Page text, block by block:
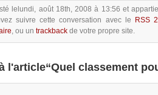
lelundi, août 18th, 2008 à 13:56 et
suivre cette conversation avec le
RSS
, ou un trackback de votre propre site.
l'article“Quel classement